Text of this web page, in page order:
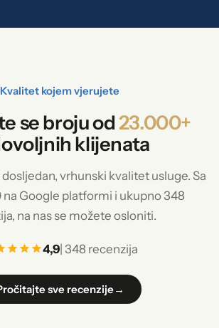
Kvalitet kojem vjerujete
se broju od23.000+
klijenata
vrhunski kvalitet usluge. Sa
na Google platformi i ukupno 348
na nas se možete osloniti.
4,9| 348 recenzija
sve recenzije →